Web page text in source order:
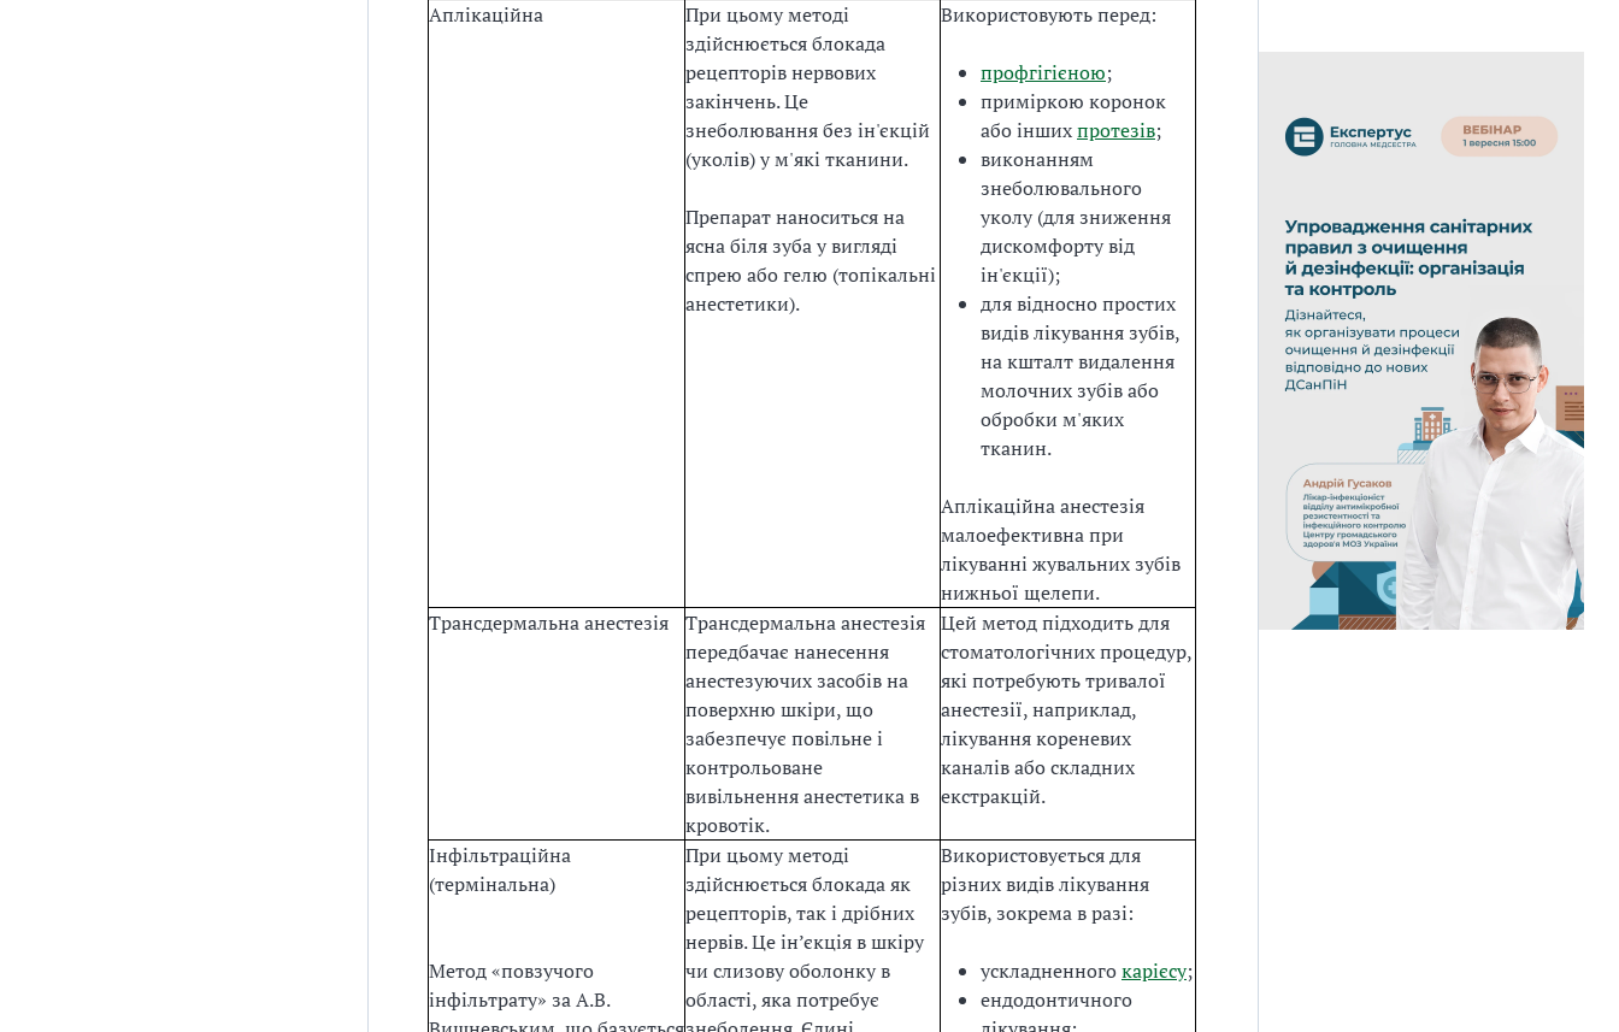
Аплікаційна
При цьому методі
здійснюється блокада
рецепторів нервових
закінчень. Це
знеболювання без ін'єкцій
(уколів) у м'які тканини.
Препарат наноситься на
ясна біля зуба у вигляді
спрею або гелю (топікальні
анестетики).
Використовують перед:
профгігієною;
приміркою коронок
або іншихпротезів;
виконанням
знеболювального
уколу (для зниження
дискомфорту від
ін'єкції);
для відносно простих
видів лікування зубів,
на кшталт видалення
молочних зубів або
обробки м'яких
тканин.
Аплікаційна анестезія
малоефективна при
лікуванні жувальних зубів
нижньої щелепи.
Трансдермальна анестезія
Трансдермальна анестезія
передбачає нанесення
анестезуючих засобів на
поверхню шкіри, що
забезпечує повільне і
контрольоване
вивільнення анестетика в
кровотік.
Цей метод підходить для
стоматологічних процедур,
які потребують тривалої
анестезії, наприклад,
лікування кореневих
каналів або складних
екстракцій.
Інфільтраційна
(термінальна)
Метод «повзучого
інфільтрату» за А.В.
При цьому методі
здійснюється блокада як
рецепторів, так і дрібних
нервів. Це ін’єкція в шкіру
чи слизову оболонку в
області, яка потребує
Використовується для
різних видів лікування
зубів, зокрема в разі:
ускладненногокарієсу;
ендодонтичного